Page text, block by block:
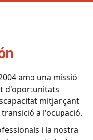
amb una missió
d'oportunitats
mitjançant
a l'ocupació.
i la nostra